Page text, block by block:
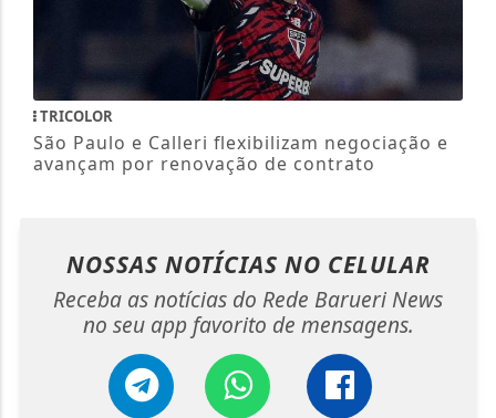
TRICOLOR
São Paulo e Calleri flexibilizam negociação e
avançam por renovação de contrato
NOSSAS NOTÍCIAS NO CELULAR
Receba as notícias do Rede Barueri News
no seu app favorito de mensagens.